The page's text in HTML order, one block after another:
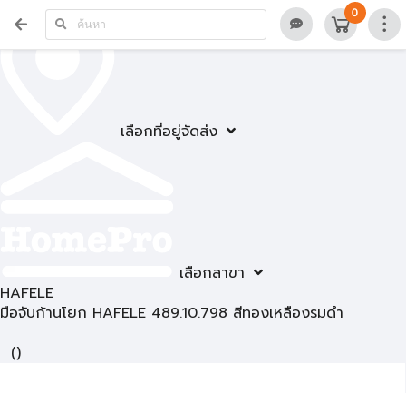
เลือกที่อยู่จัดส่ง
เลือกสาขา
0
HAFELE
มือจับก้านโยก HAFELE 489.10.798 สีทองเหลืองรมดำ
()